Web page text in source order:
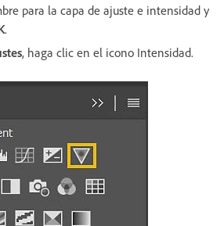
para la capa de ajuste e intensidad y
.
, haga clic en el icono Intensidad.